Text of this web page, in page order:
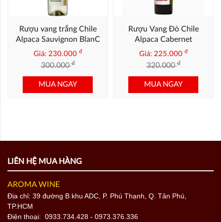
Rượu vang trắng Chile
Alpaca Sauvignon BlanC
Giá: 230.000 đ
300.000đ
MUA NGAY
Rượu Vang Đỏ Chile
Alpaca Cabernet
Sauvignon
Giá: 225.000 đ
320.000đ
MUA NGAY
LIÊN HỆ MUA HÀNG
AROMA WINE
Địa chỉ: 39 đường B khu ADC, P. Phú Thạnh, Q. Tân Phú,
TP.HCM
Điện thoại: 0933.734.428 - 0973.376.336